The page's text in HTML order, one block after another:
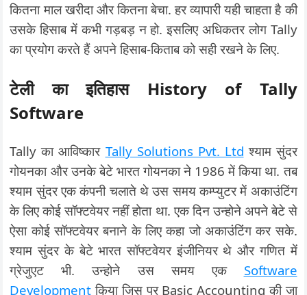
कितना माल खरीदा और कितना बेचा. हर व्यापारी यही चाहता है की
उसके हिसाब में कभी गड़बड़ न हो. इसलिए अधिकतर लोग Tally
का प्रयोग करते हैं अपने हिसाब-किताब को सही रखने के लिए.
टेली का इतिहास History of Tally
Software
Tally का आविष्कार Tally Solutions Pvt. Ltd श्याम सुंदर
गोयनका और उनके बेटे भारत गोयनका ने 1986 में किया था. तब
श्याम सुंदर एक कंपनी चलाते थे उस समय कम्प्युटर में अकाउंटिंग
के लिए कोई सॉफ्टवेयर नहीं होता था. एक दिन उन्होने अपने बेटे से
ऐसा कोई सॉफ्टवेयर बनाने के लिए कहा जो अकाउंटिंग कर सके.
श्याम सुंदर के बेटे भारत सॉफ्टवेयर इंजीनियर थे और गणित में
ग्रेजुएट भी. उन्होने उस समय एक Software
Development किया जिस पर Basic Accounting की जा